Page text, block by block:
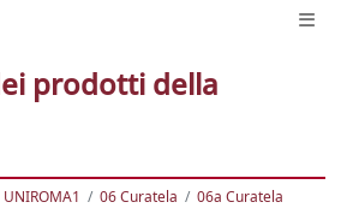
prodotti della
06 Curatela 06a Curatela